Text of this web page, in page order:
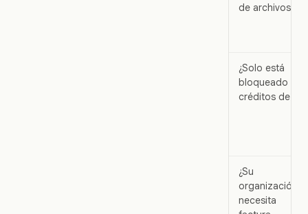
de archivos?
¿Solo está
bloqueado por
créditos de IA?
¿Su
organización
necesita